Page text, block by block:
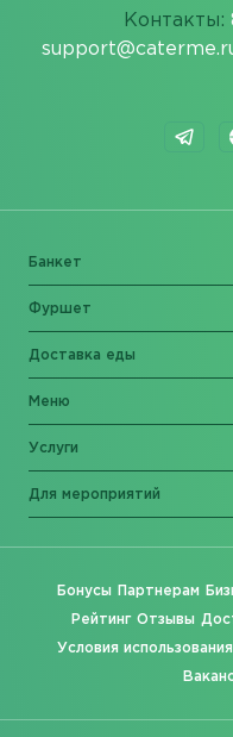
Контакты:
Банкет
Фуршет
Доставка еды
Меню
Услуги
Для мероприятий
Бонусы Партнерам
Рейтинг Отзывы
Условия использования